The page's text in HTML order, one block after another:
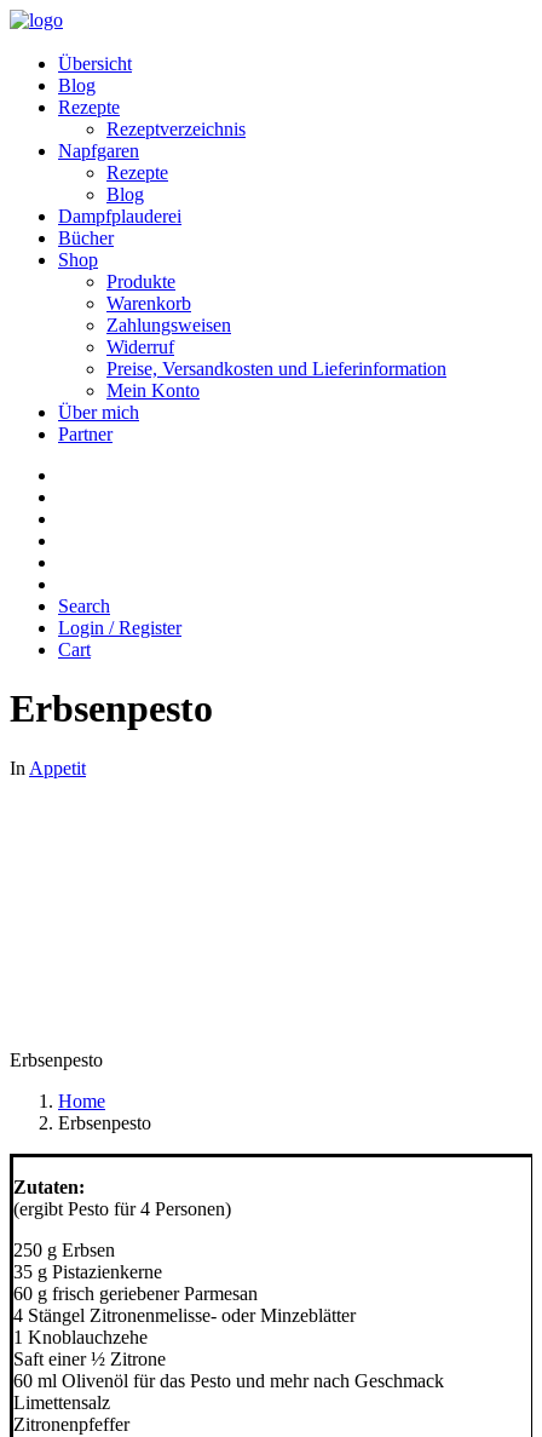
Übersicht
Blog
Rezepte
Rezeptverzeichnis
Napfgaren
Rezepte
Blog
Dampfplauderei
Bücher
Shop
Produkte
Warenkorb
Zahlungsweisen
Widerruf
Preise, Versandkosten und Lieferinformation
Mein Konto
Über mich
Partner
Search
Login / Register
Cart
Erbsenpesto
In Appetit
Erbsenpesto
Home
Erbsenpesto
Zutaten:
(ergibt Pesto für 4 Personen)
250 g Erbsen
35 g Pistazienkerne
60 g frisch geriebener Parmesan
4 Stängel Zitronenmelisse- oder Minzeblätter
1 Knoblauchzehe
Saft einer ½ Zitrone
60 ml Olivenöl für das Pesto und mehr nach Geschmack
Limettensalz
Zitronenpfeffer